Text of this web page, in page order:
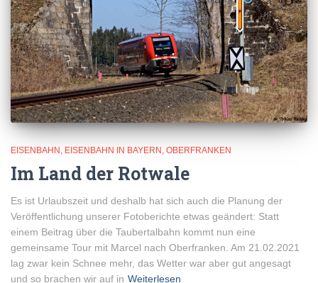
EISENBAHN EISENBAHN IN BAYERN OBERFRANKEN
Im Land der Rotwale
Es ist Urlaubszeit und deshalb hat sich auch die Planung der
Veröffentlichung unserer Fotoberichte etwas geändert: Statt
einem Beitrag über die Taubertalbahn kommt nun eine
gemeinsame Tour mit Marcel nach Oberfranken. Am 21.02.2021
lag zwar kein Schnee mehr, das Wetter war aber gut angesagt
und so brachen wir auf in Weiterlesen